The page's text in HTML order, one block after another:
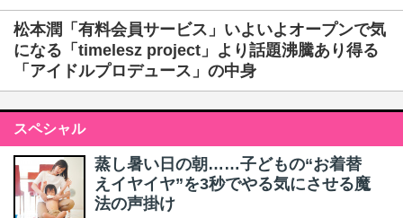
松本潤「有料会員サービス」いよいよオープンで気
になる「timelesz project」より話題沸騰あり得る
「アイドルプロデュース」の中身
スペシャル
蒸し暑い日の朝……子どもの“お着替
えイヤイヤ”を3秒でやる気にさせる魔
法の声掛け